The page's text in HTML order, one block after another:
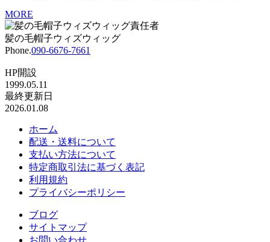
MORE
髪の毛帽子ウィズウィッグ
Phone.090-6676-7661
HP開設
1999.05.11
最終更新日
2026.01.08
ホーム
配送・送料について
支払い方法について
特定商取引法に基づく表記
利用規約
プライバシーポリシー
ブログ
サイトマップ
お問い合わせ